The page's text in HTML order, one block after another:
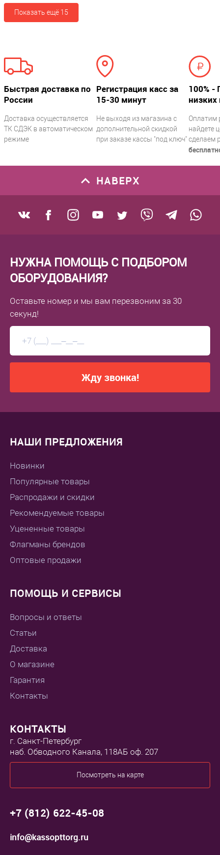
Показать ещё 15
Быстрая доставка по
России
Доставка осуществляется
ТК СДЭК в автоматическом
режиме
Регистрация касс за
15-30 минут
Не выходя из магазина с
дополнительной скидкой
при заказе кассы "под ключ"
100% -
низких
Оплатим
найдете
сделаем
НАВЕРХ
НУЖНА ПОМОЩЬ С ПОДБОРОМ
ОБОРУДОВАНИЯ?
Оставьте номер и мы вам перезвоним за 30
секунд!
Жду звонка!
НАШИ ПРЕДЛОЖЕНИЯ
Новинки
Популярные товары
Распродажи и скидки
Рекомендуемые товары
Уцененные товары
Флагманы брендов
Оптовые продажи
ПОМОЩЬ И СЕРВИСЫ
Вопросы и ответы
Статьи
Доставка
О магазине
Гарантия
Контакты
КОНТАКТЫ
г. Санкт-Петербург
наб. Обводного Канала, 118АБ оф. 207
Посмотреть на карте
+7 (812) 622-45-08
info@kassopttorg.ru